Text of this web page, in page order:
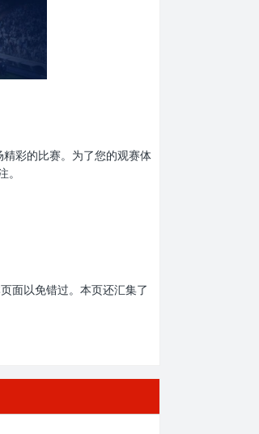
彩的比赛。为了您的观赛体
。
面以免错过。本页还汇集了